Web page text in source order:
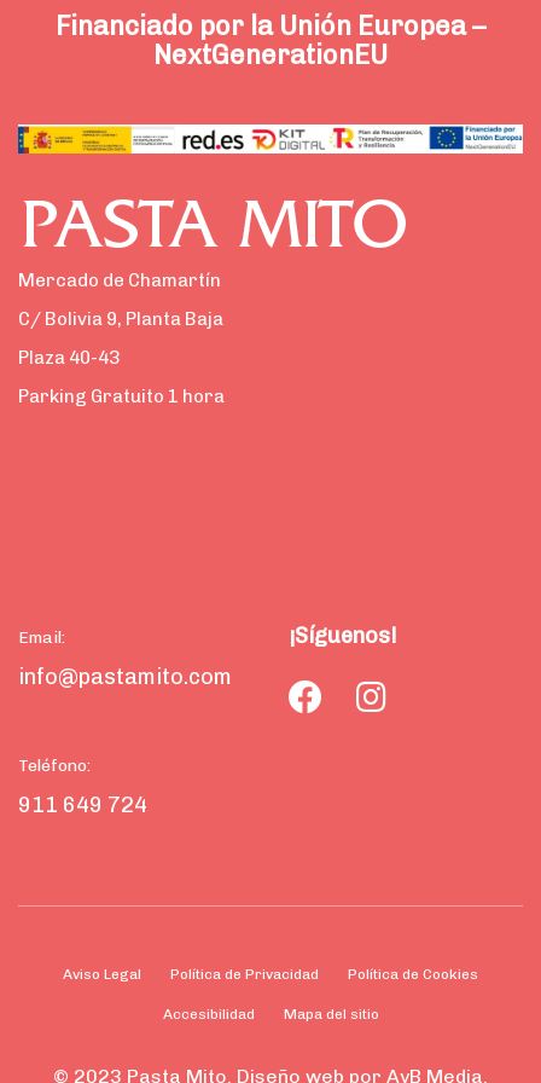
Financiado por la Unión Europea –
NextGenerationEU
Mercado de Chamartín
C/ Bolivia 9, Planta Baja
Plaza 40-43
Parking Gratuito 1 hora
Email:
info@pastamito.com
Teléfono:
911 649 724
¡Síguenos!
Aviso Legal Política de Privacidad Política de Cookies
Accesibilidad Mapa del sitio
© 2023 Pasta Mito. Diseño web por AyB Media.